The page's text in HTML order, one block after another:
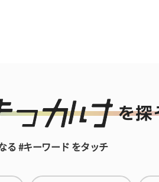
る #キーワード をタッチ